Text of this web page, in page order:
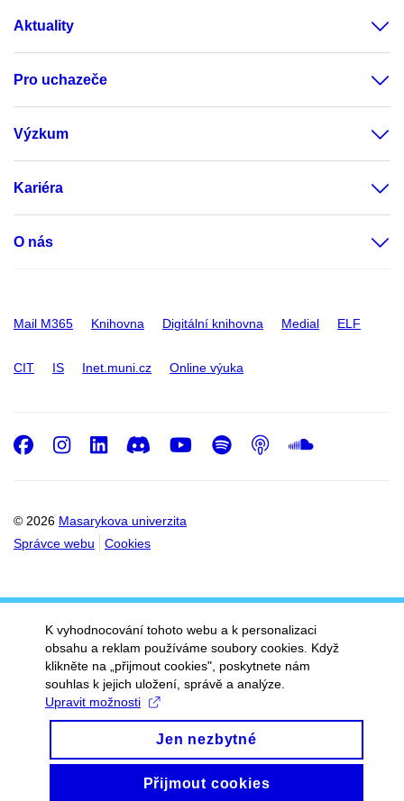
Aktuality
Pro uchazeče
Výzkum
Kariéra
O nás
Mail M365 Knihovna Digitální knihovna Medial ELF
CIT IS Inet.muni.cz Online výuka
© 2026 Masarykova univerzita
Správce webu
Cookies
Facebook
Instagram
LinkedIn
DiscordYoutube
Spotify
Podcast
K vyhodnocování tohoto webu a k personalizaci
obsahu a reklam používáme soubory cookies. Když
klikněte na „přijmout cookies", poskytnete nám
souhlas k jejich uložení, správě a analýze.
Upravit možnosti
Jen nezbytné
Přijmout cookies